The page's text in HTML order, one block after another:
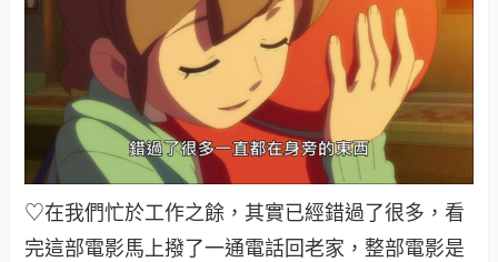
♡在我們忙於工作之餘，其實已經錯過了很多，看
完這部電影馬上撥了一通電話回老家，整部電影是